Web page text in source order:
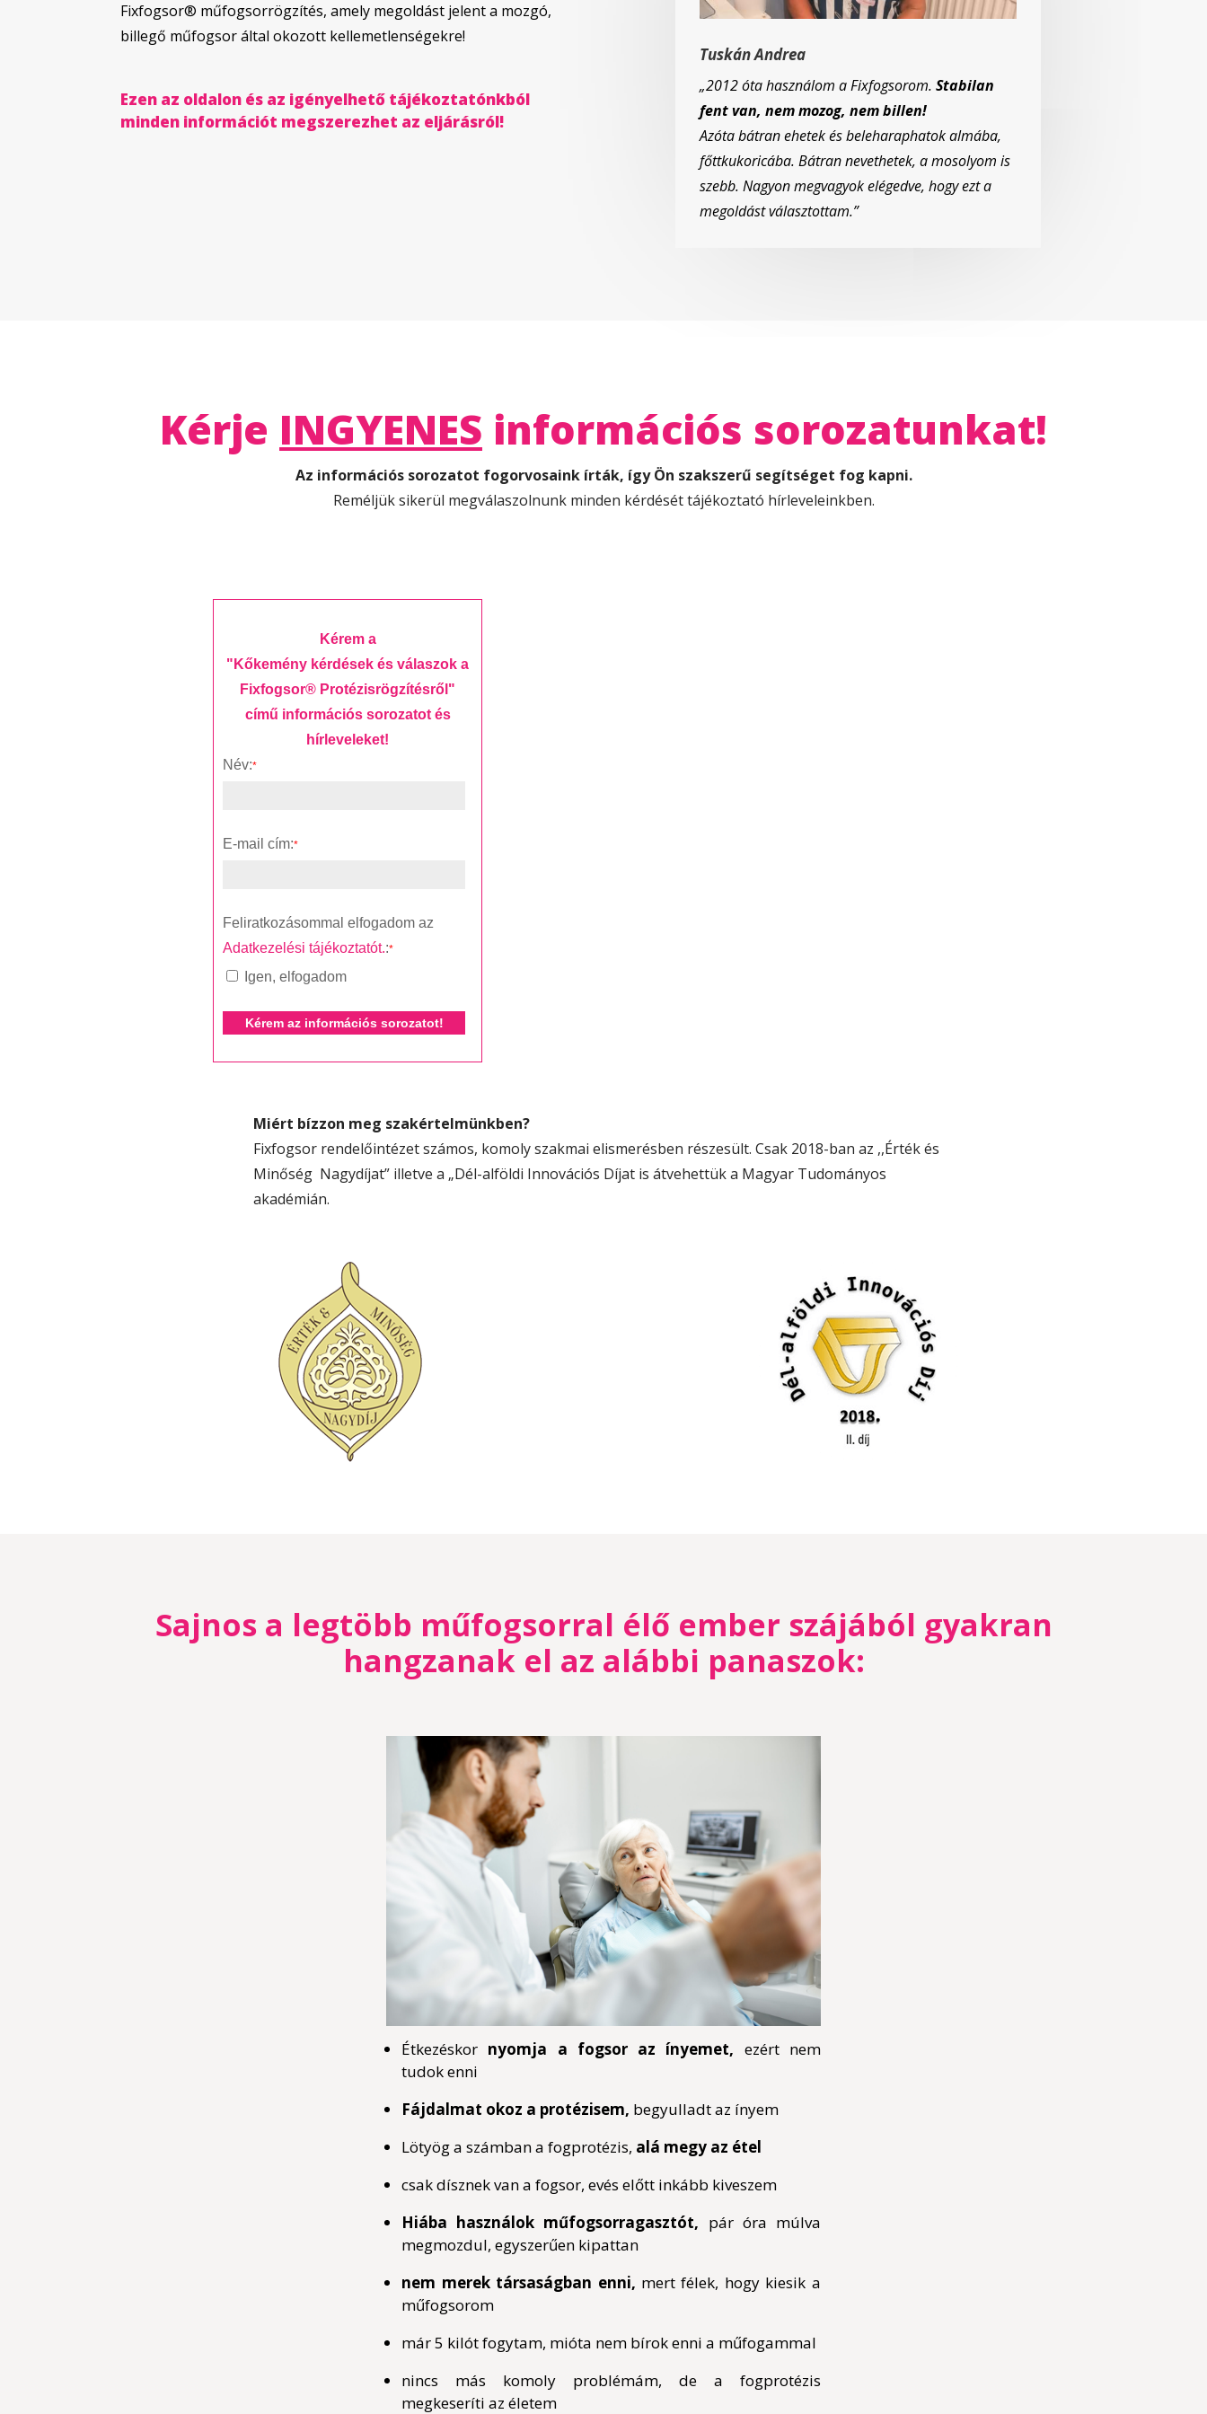
Fixfogsor® műfogsorrögzítés, amely megoldást jelent a mozgó,
billegő műfogsor által okozott kellemetlenségekre!
Ezen az oldalon és az igényelhető tájékoztatónkból
minden információt megszerezhet az eljárásról!
Tuskán Andrea
„2012 óta használom a Fixfogsorom.Stabilan
fent van, nem mozog, nem billen!
Azóta bátran ehetek és beleharaphatok almába,
főttkukoricába. Bátran nevethetek, a mosolyom is
szebb. Nagyon megvagyok elégedve, hogy ezt a
megoldást választottam.”
Kérje INGYENES információs sorozatunkat!
Az információs sorozatot fogorvosaink írták, így Ön szakszerű segítséget fog kapni.
Reméljük sikerül megválaszolnunk minden kérdését tájékoztató hírleveleinkben.
Kérem a
"Kőkemény kérdések és válaszok a
Fixfogsor® Protézisrögzítésről"
című információs sorozatot és
hírleveleket!
Név:*
E-mail cím:*
Feliratkozásommal elfogadom az
Adatkezelési tájékoztatót.:*
Igen, elfogadom
Miért bízzon meg szakértelmünkben?
Fixfogsor rendelőintézet számos, komoly szakmai elismerésben részesült. Csak 2018-ban az ,,Érték és
Minőség Nagydíjat” illetve a „Dél-alföldi Innovációs Díjat is átvehettük a Magyar Tudományos
akadémián.
Sajnos a legtöbb műfogsorral élő ember szájából gyakran
hangzanak el az alábbi panaszok:
Étkezéskor nyomja a fogsor az ínyemet, ezért nem
tudok enni
Fájdalmat okoz a protézisem, begyulladt az ínyem
Lötyög a számban a fogprotézis, alá megy az étel
csak dísznek van a fogsor, evés előtt inkább kiveszem
Hiába használok műfogsorragasztót, pár óra múlva
megmozdul, egyszerűen kipattan
nem merek társaságban enni, mert félek, hogy kiesik a
műfogsorom
már 5 kilót fogytam, mióta nem bírok enni a műfogammal
nincs más komoly problémám, de a fogprotézis
megkeseríti az életem